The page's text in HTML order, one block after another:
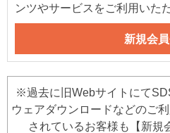
ンツやサービスをご利用いた
※過去に旧Webサイトにて
ウェアダウンロードなどのご
されているお客様も【新規